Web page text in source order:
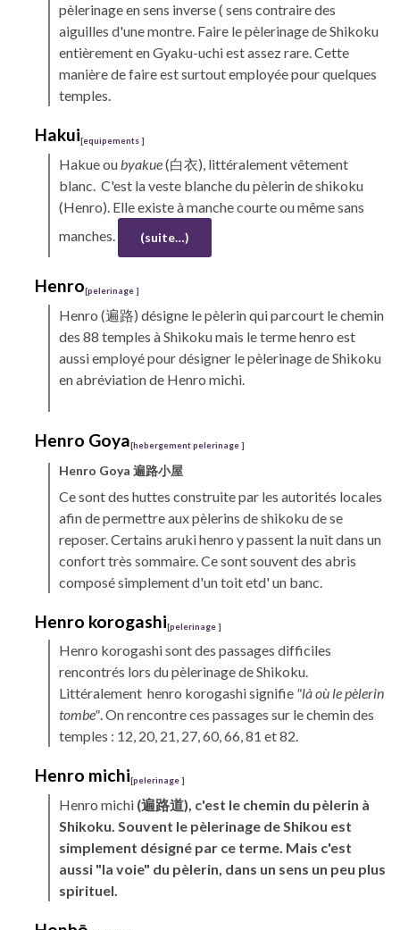
pèlerinage en sens inverse ( sens contraire des
aiguilles d'une montre. Faire le pèlerinage deShikoku
entièrement en Gyaku-uchi est assez rare. Cette
manière de faire est surtout employée pour quelques
temples.
Hakui[equipements]
Hakue oubyakue(白衣), littéralement vêtement
blanc. C'est la veste blanche du pèlerin deshikoku
(Henro). Elle existe à manche courte ou même sans
manches.
(suite…)
Henro[pelerinage]
Henro (遍路) désigne le pèlerin qui parcourt le chemin
des 88 temples àShikokumais le terme henro est
aussi employé pour désigner le pèlerinage de Shikoku
en abréviation de Henro michi.
Henro Goya[hebergement pelerinage]
Henro Goya 遍路小屋
Ce sont des huttes construite par les autorités locales
afin de permettre aux pèlerins deshikokude se
reposer. Certains arukihenro y passent la nuit dans un
confort très sommaire. Ce sont souvent des abris
composé simplement d'un toit etd' un banc.
Henro korogashi[pelerinage]
Henro korogashisont des passages difficiles
rencontrés lors du pèlerinage deShikoku.
Littéralement henro korogashi signifie "là où le pèlerin
tombe". On rencontre ces passages sur le chemin des
temples : 12, 20, 21, 27, 60, 66, 81 et 82.
Henro michi [pelerinage]
Henro michi (遍路道), c'est le chemin du pèlerin à
Shikoku. Souvent le pèlerinage de Shikou est
simplement désigné par ce terme. Mais c'est
aussi "la voie" du pèlerin, dans un sens un peu plus
spirituel.